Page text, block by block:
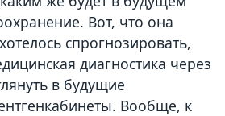
Вот, что она
спрогнозировать,
диагностика через
в будущие
Вообще, к